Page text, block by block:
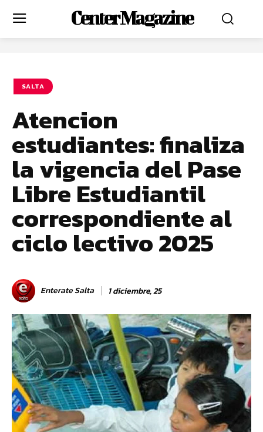
Center Magazine
SALTA
Atencion
estudiantes: finaliza
la vigencia del Pase
Libre Estudiantil
correspondiente al
ciclo lectivo 2025
Enterate Salta 1 diciembre, 25